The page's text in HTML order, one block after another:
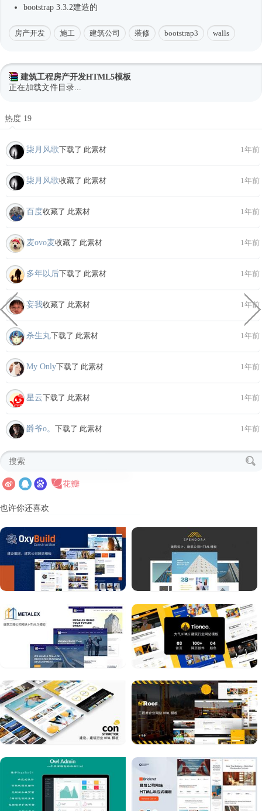
bootstrap 3.3.2建造的
房产开发 施工 建筑公司 装修 bootstrap3 walls
建筑工程房产开发HTML5模板
正在加载文件目录...
热度 19
柒月风歌下载了 此素材 1年前
柒月风歌收藏了 此素材 1年前
百度收藏了 此素材 1年前
麦ovo麦收藏了 此素材 1年前
多年以后下载了 此素材 1年前
妄我收藏了 此素材 1年前
杀生丸下载了 此素材 1年前
My Only下载了 此素材 1年前
星云下载了 此素材 1年前
爵爷o。 下载了 此素材 1年前
也许你还喜欢